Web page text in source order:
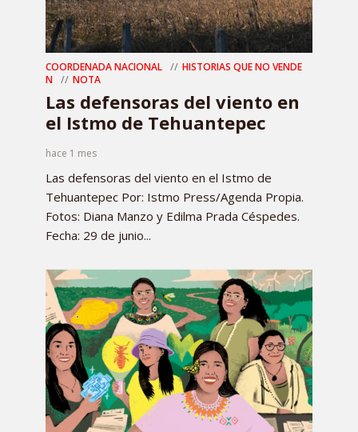
COORDENADA NACIONAL
HISTORIAS QUE NO VENDE
N
NOTA
Las defensoras del viento en
el Istmo de Tehuantepec
hace 1 mes
Las defensoras del viento en el Istmo de
Tehuantepec Por: Istmo Press/Agenda Propia.
Fotos: Diana Manzo y Edilma Prada Céspedes.
Fecha: 29 de junio...